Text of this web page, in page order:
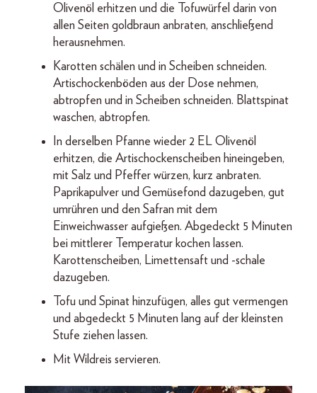
Olivenöl erhitzen und die Tofuwürfel darin von
allen Seiten goldbraun anbraten, anschließend
herausnehmen.
Karotten schälen und in Scheiben schneiden.
Artischockenböden aus der Dose nehmen,
abtropfen und in Scheiben schneiden. Blattspinat
waschen, abtropfen.
In derselben Pfanne wieder 2 EL Olivenöl
erhitzen, die Artischockenscheiben hineingeben,
mit Salz und Pfeffer würzen, kurz anbraten.
Paprikapulver und Gemüsefond dazugeben, gut
umrühren und den Safran mit dem
Einweichwasser aufgießen. Abgedeckt 5 Minuten
bei mittlerer Temperatur kochen lassen.
Karottenscheiben, Limettensaft und -schale
dazugeben.
Tofu und Spinat hinzufügen, alles gut vermengen
und abgedeckt 5 Minuten lang auf der kleinsten
Stufe ziehen lassen.
Mit Wildreis servieren.